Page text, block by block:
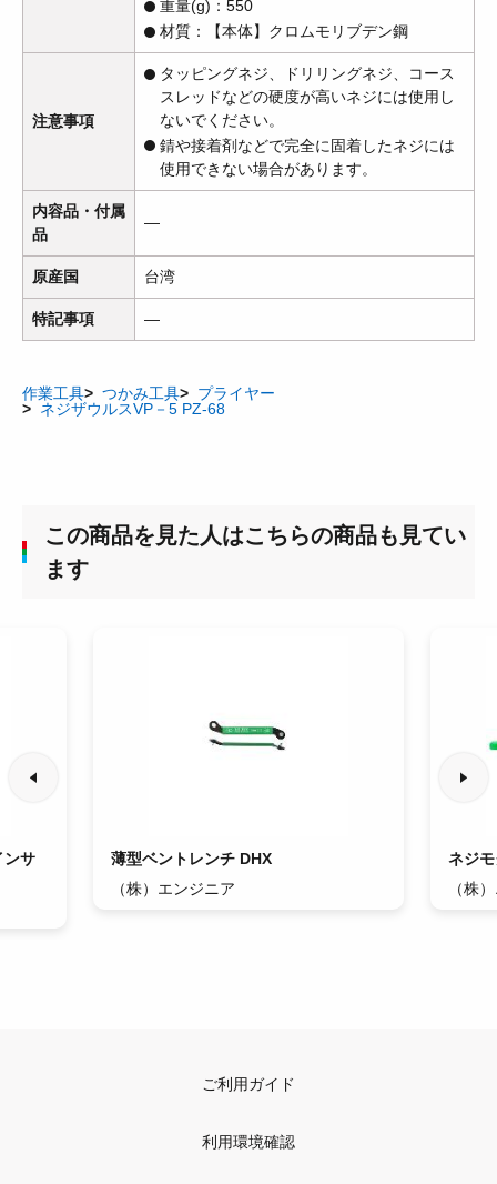
重量(g)：550
材質：【本体】クロムモリブデン鋼
注意事項
タッピングネジ、ドリリングネジ、コース
スレッドなどの硬度が高いネジには使用し
ないでください。
錆や接着剤などで完全に固着したネジには
使用できない場合があります。
内容品・付属
品
―
原産国 台湾
特記事項 ―
作業工具 つかみ工具
プライヤー
ネジザウルスVP－5 PZ-68
この商品を見た人はこちらの商品も見てい
ます
ンサ
薄型ベントレンチ DHX
（株）エンジニア
ネジ
（株
ご利用ガイド
利用環境確認